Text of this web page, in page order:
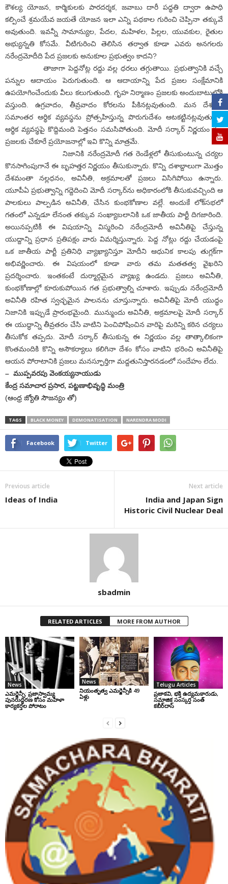
కౌశల్య యోజన, కార్మికులకు పారదర్శక, జవాబు దారీ పద్ధతి ద్వారా ఉపాధి
కల్పించే శ్రమయేవ జయతే యోజన ఇలా ఎన్ని పథకాల గురించి చెప్పినా తక్కువే
అవుతుంది. ఇవన్నీ సామాన్యుల, పేదల, మహిళల, పిల్లల, యువకుల, రైతుల
అభ్యున్నతి కోసమే. వీటిగురించి తెలిసిన తర్వాత కూడా ఎవరు అనగలరు
నరేంద్రమోదీది పేద ప్రజలకు అనుకూల ప్రభుత్వం కాదని?
తాజాగా పెద్దనోట్ల రద్దు వల్ల ధరలు తగ్గుతాయి. ప్రభుత్వానికి వచ్చే
పన్నుల ఆదాయం పెరుగుతుంది. ఆ ఆదాయాన్ని పేద ప్రజల సంక్షేమానికి
ఉపయోగించేందుకు వీలు కలుగుతుంది. గృహ నిర్మాణం ప్రజలకు అందుబాటులోకి
వస్తుంది. ఉగ్రవాదం, తీవ్రవాదం కోరలను పీకినట్లవుతుంది. మన దేశంలో
సమాంతర ఆర్థిక వ్యవస్థను ప్రోత్సహిస్తున్న పొరుగుదేశం ఆటకట్టినట్లవుతుంది.
ఆర్థిక వ్యవస్థపై కొద్దిమంది పెత్తనం సమసిపోతుంది. మోదీ సర్కార్‌ నిర్ణయం వల్ల
ప్రజలకు చేకూరే ప్రయోజనాల్లో ఇవి కొన్ని మాత్రమే.
నిజానికి నరేంద్రమోదీ గత రెండేళ్లలో తీసుకుంటున్న చర్యల
కొనసాగింపుగానే ఈ బృహత్తర నిర్ణయం తీసుకున్నారు. కొన్ని దశాబ్దాలుగా మొత్తం
దేశమంతా నల్లధనం, అవినీతి, అక్రమాలతో ప్రజలు విసిగిపోయి ఉన్నారు.
యూపీఏ ప్రభుత్వాన్ని గద్దెదించి మోదీ సర్కార్‌ను అధికారంలోకి తీసుకువచ్చింది ఆ
పాలకులు పాల్పడిన అవినీతి, చేసిన కుంభకోణాల వల్లే. అందుకే లోక్‌సభలో
గతంలో ఎన్నడూ లేనంత తక్కువ సంఖ్యాబలానికి ఒక జాతీయ పార్టీ దిగజారింది.
అయినప్పటికీ ఈ విషయాన్ని విస్మరించి నరేంద్రమోదీ అవినీతిపై చేస్తున్న
యుద్దాన్ని ప్రధాన ప్రతిపక్షం వారు విమర్శిస్తున్నారు. పెద్ద నోట్లు రద్దు చేయడంపై
ఒక జాతీయ పార్టీ ప్రతినిధి వ్యాఖ్యానిస్తూ మోదీని ఆధునిక కాలపు తుగ్లక్‌గా
అభివర్ణించారు. ఈ విషయంలో కూడా వారు తమ మతతత్వ వైఖరిని
ప్రదర్శించారు. ఇంతకంటే దుర్మార్గమైన వ్యాఖ్య ఉండదు. ప్రజలు అవినీతి,
కుంభకోణాల్లో కూరుకుపోయిన గత ప్రభుత్వాల్ని చూశారు. ఇప్పుడు నరేంద్రమోదీ
అవినీతి రహిత స్వచ్ఛమైన పాలనను చూస్తున్నారు. అవినీతిపై మోదీ యుద్ధం
నిజానికి ఇప్పుడే ప్రారంభమైంది. మున్ముందు అవినీతి, అక్రమాలపై మోదీ సర్కార్‌
ఈ యుద్ధాన్ని తీవ్రతరం చేసి వాటిని పెంచిపోషించిన వారిపై మరిన్ని కఠిన చర్యలు
తీసుకోక తప్పదు. మోదీ సర్కార్‌ తీసుకున్న ఈ నిర్ణయం వల్ల తాత్కాలికంగా
కొంతమందికి కొన్ని అసౌకర్యాలు కలిగినా దేశం కోసం వాటిని భరించి అవినీతిపై
ఆయన పోరాటానికి ప్రజలు మనస్ఫూర్తిగా మద్దతునిస్తారనడంలో సందేహం లేదు.
– ముప్పవరపు వెంకయ్యనాయుడు
కేంద్ర సమాచార ప్రసార, పట్టణాభివృద్ధి మంత్రి
(ఆంధ్ర జ్యోతి సౌజన్యం తో)
TAGS BLACK MONEY DEMONATISATION NARENDRA MODI
Facebook Twitter
Previous article
Ideas of India
Next article
India and Japan Sign
Historic Civil Nuclear Deal
sbadmin
RELATED ARTICLES MORE FROM AUTHOR
News
ఎమర్జెన్సీ: ప్రజాస్వామ్య
పునరుద్ధరణ కోసం మహిళా
కార్యకర్తల పోరాటం
News
నియంతృత్వ ఎమర్జెన్సీకి 49
ఏళ్లు
Telugu Articles
ప్రజాకవి, భక్తి ఉద్యమకారుడు,
సమాజిక సంస్కర్త సంత్‌
కబీర్‌దాస్‌